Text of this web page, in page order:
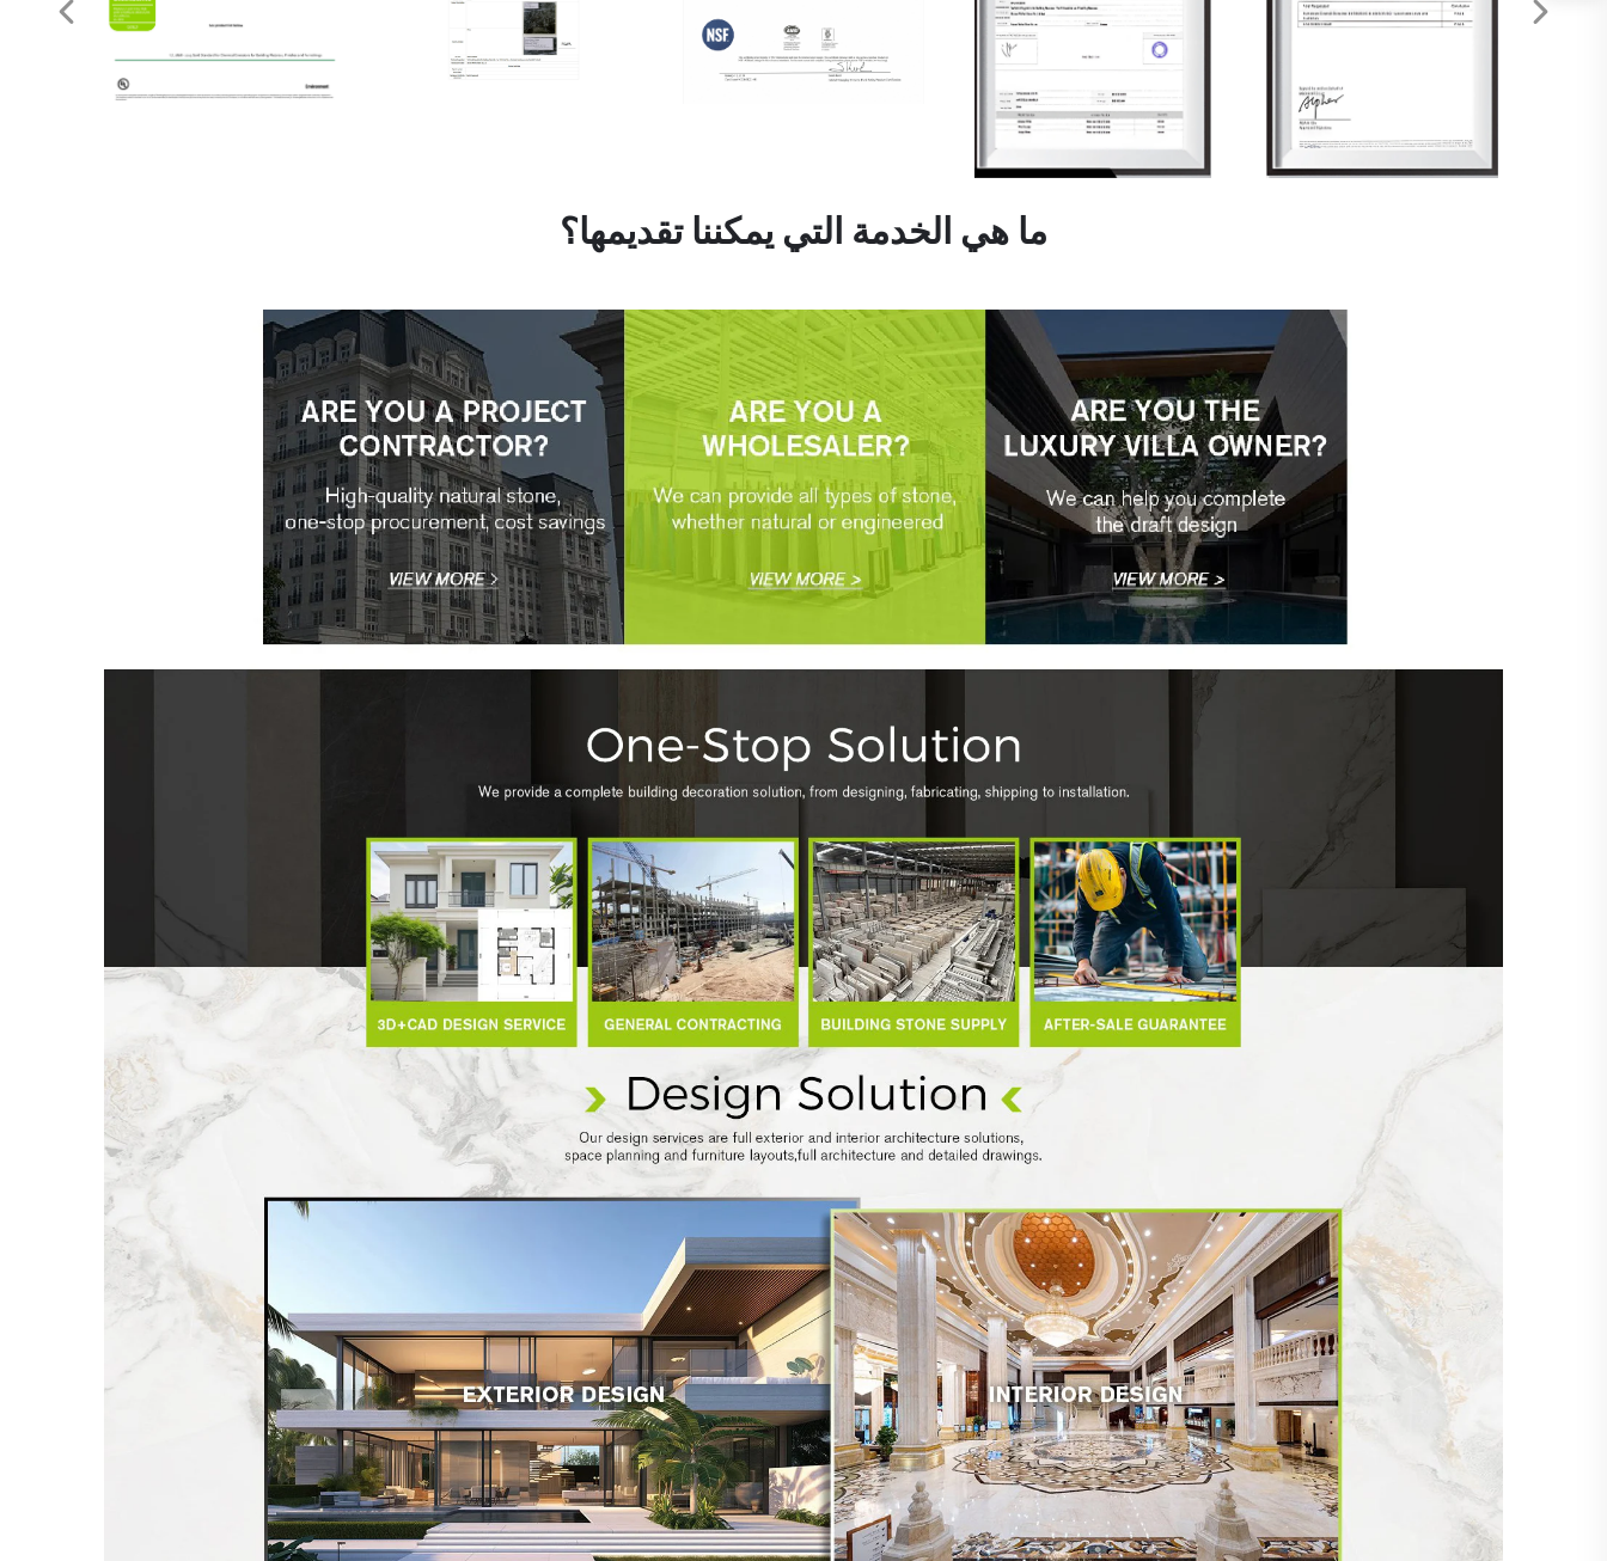
ما هي الخدمة التي يمكننا تقديمها؟